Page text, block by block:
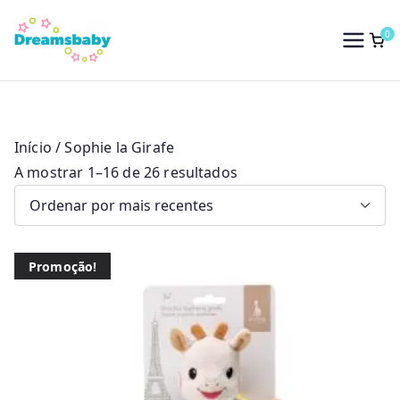
para
conteúdo
Dreams Baby
0
Início / Sophie la Girafe
A mostrar 1–16 de 26 resultadosO
d
o
Promoção!